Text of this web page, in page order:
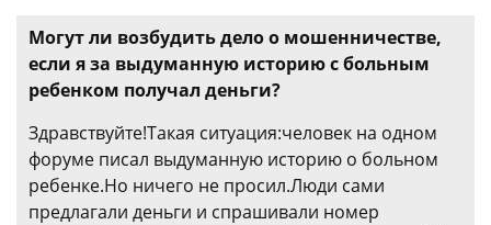
Могут ли возбудить дело о мошенничестве,
если я за выдуманную историю с больным
ребенком получал деньги?
Здравствуйте!Такая ситуация:человек на одном
форуме писал выдуманную историю о больном
ребенке.Но ничего не просил.Люди сами
предлагали деньги и спрашивали номер